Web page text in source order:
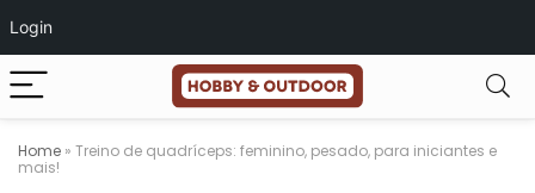
Login
Home » Treino de quadríceps: feminino, pesado, para iniciantes e
mais!